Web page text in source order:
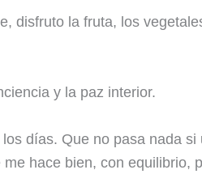
disfruto la fruta, los
y la paz interior.
días. Que no pasa nada
hace bien, con equilibrio,